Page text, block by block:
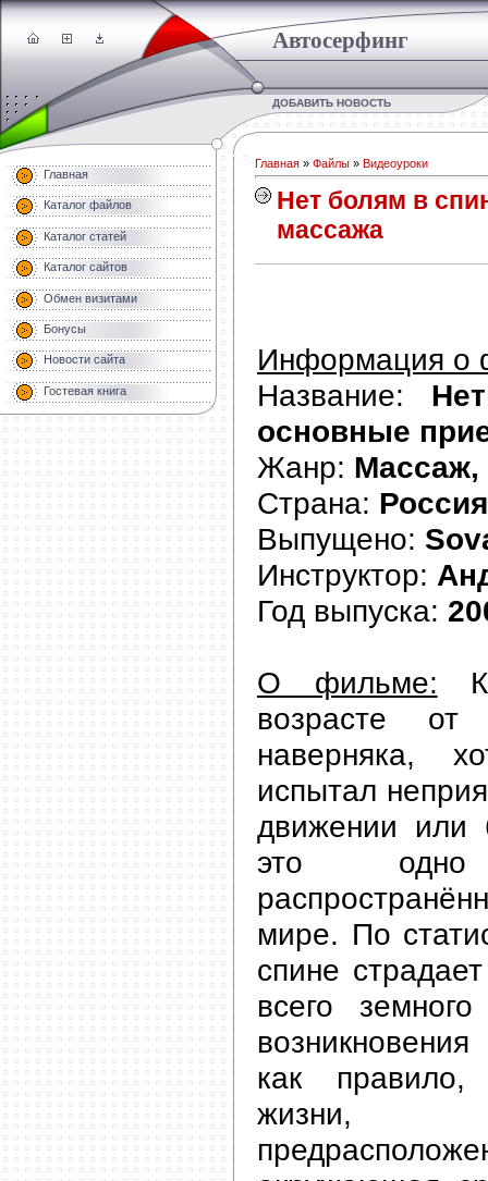
Автосерфинг
ДОБАВИТЬ НОВОСТЬ
Главная
Каталог файлов
Каталог статей
Каталог сайтов
Обмен визитами
Бонусы
Новости сайта
Гостевая книга
Главная » Файлы » Видеоуроки
Нет болям в
массажа
Информация о
Название:
основные
Жанр:
Страна: Россия
Выпущено:
Инструктор:
Год выпуска:
О фильме:
возрасте
наверняка,
испытал
движении или
это
мире. По
спине
всего
как
жизни,